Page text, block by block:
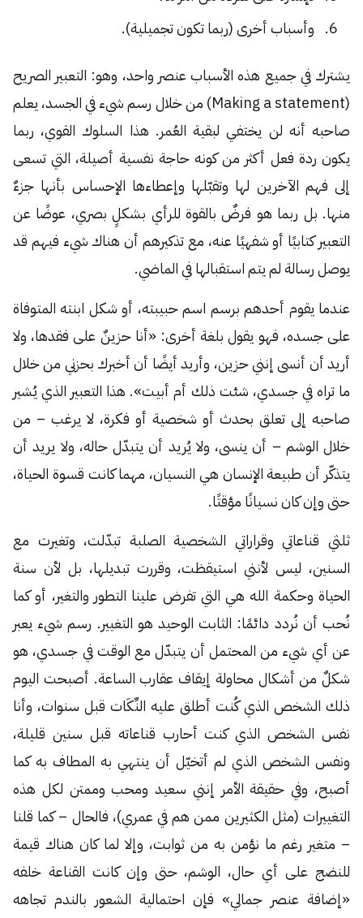
وأسباب أخرى (ربما تكون تجميلية).
يشترك في جميع هذه الأسباب عنصر واحد، وهو: التعبير الصريح
(Making a statement) من خلال رسم شيء في الجسد، يعلم
صاحبه أنه لن يختفي لبقية العُمر. هذا السلوك القوي، ربما
يكون ردة فعل أكثر من كونه حاجة نفسية أصيلة، التي تسعى
إلى فهم الآخرين لها وتقبّلها وإعطاءها الإحساس بأنها جزءٌ
منها. بل ربما هو فرضٌ بالقوة للرأي بشكلٍ بصري، عوضًا عن
التعبير كتابيًا أو شفهيًا عنه، مع تذكيرهم أن هناك شيء فيهم قد
يوصل رسالة لم يتم استقبالها في الماضي.
عندما يقوم أحدهم برسم اسم حبيبته، أو شكل ابنته المتوفاة
على جسده، فهو يقول بلغة أخرى: «أنا حزينٌ على فقدها، ولا
أريد أن أنسى إنني حزين، وأريد أيضًا أن أخبرك بحزني من خلال
ما تراه في جسدي، شئت ذلك أم أبيت». هذا التعبير الذي يُشير
صاحبه إلى تعلق بحدث أو شخصية أو فكرة، لا يرغب – من
خلال الوشم – أن ينسى، ولا يُريد أن يتبدّل حاله، ولا يريد أن
يتذكّر أن طبيعة الإنسان هي النسيان، مهما كانت قسوة الحياة،
حتى وإن كان نسيانًا مؤقتًا.
ثلثي قناعاتي وقراراتي الشخصية الصلبة تبدّلت، وتغيرت مع
السنين، ليس لأنني استيقظت، وقررت تبديلها، بل لأن سنة
الحياة وحكمة الله هي التي تفرض علينا التطور والتغير، أو كما
نُحب أن نُردد دائمًا: الثابت الوحيد هو التغيير. رسم شيء يعبر
عن أي شيء من المحتمل أن يتبدّل مع الوقت في جسدي، هو
شكلٌ من أشكال محاولة إيقاف عقارب الساعة. أصبحت اليوم
ذلك الشخص الذي كُنت أطلق عليه النِّكَات قبل سنوات، وأنا
نفس الشخص الذي كنت أحارب قناعاته قبل سنين قليلة،
ونفس الشخص الذي لم أتخيّل أن ينتهي به المطاف به كما
أصبح، وفي حقيقة الأمر إنني سعيد ومحب وممتن لكل هذه
التغييرات (مثل الكثيرين ممن هم في عمري)، فالحال – كما قلنا
– متغير رغم ما نؤمن به من ثوابت، وإلا لما كان هناك قيمة
للنضج على أي حال، الوشم، حتى وإن كانت القناعة خلفه
«إضافة عنصر جمالي» فإن احتمالية الشعور بالندم تجاهه